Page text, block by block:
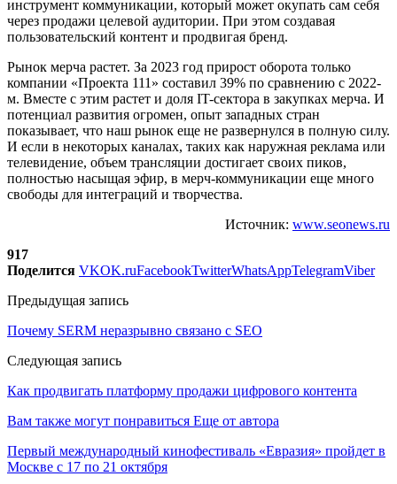
инструмент коммуникации, который может окупать сам себя
через продажи целевой аудитории. При этом создавая
пользовательский контент и продвигая бренд.
Рынок мерча растет. За 2023 год прирост оборота только
компании «Проекта 111» составил 39% по сравнению с 2022-
м. Вместе с этим растет и доля IT-сектора в закупках мерча. И
потенциал развития огромен, опыт западных стран
показывает, что наш рынок еще не развернулся в полную силу.
И если в некоторых каналах, таких как наружная реклама или
телевидение, объем трансляции достигает своих пиков,
полностью насыщая эфир, в мерч-коммуникации еще много
свободы для интеграций и творчества.
Источник: www.seonews.ru
917
Поделится VKOK.ruFacebookTwitterWhatsAppTelegramViber
Предыдущая запись
Почему SERM неразрывно связано с SEO
Следующая запись
Как продвигать платформу продажи цифрового контента
Вам также могут понравиться Еще от автора
Первый международный кинофестиваль «Евразия» пройдет в
Москве с 17 по 21 октября